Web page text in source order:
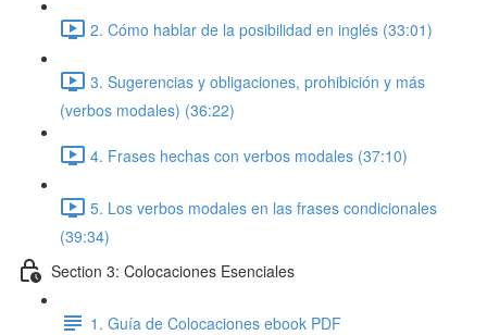
2. Cómo hablar de la posibilidad en inglés (33:01)
3. Sugerencias y obligaciones, prohibición y más
(verbos modales) (36:22)
4. Frases hechas con verbos modales (37:10)
5. Los verbos modales en las frases condicionales
(39:34)
Section 3: Colocaciones Esenciales
1. Guía de Colocaciones ebook PDF